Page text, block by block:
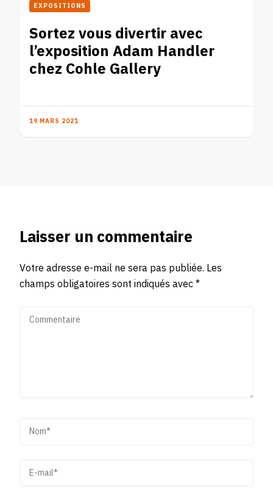
EXPOSITIONS
Sortez vous divertir avec
l’exposition Adam Handler
chez Cohle Gallery
19 MARS 2021
Laisser un commentaire
Votre adresse e-mail ne sera pas publiée. Les
champs obligatoires sont indiqués avec*